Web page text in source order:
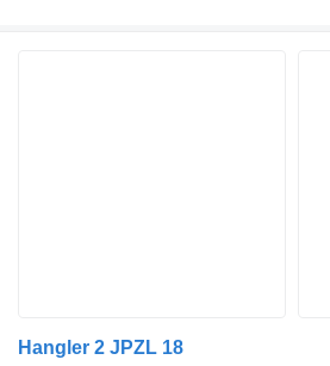
Hangler 2 JPZL 18